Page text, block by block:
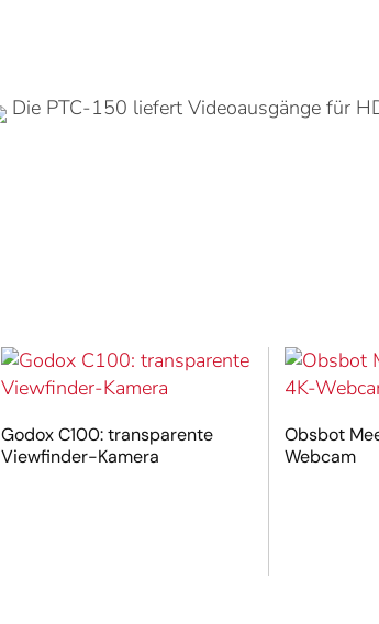
Die PTC-150 liefert Videoausgänge für
Godox C100: transparente
Viewfinder-Kamera
Obsbot
Webcam